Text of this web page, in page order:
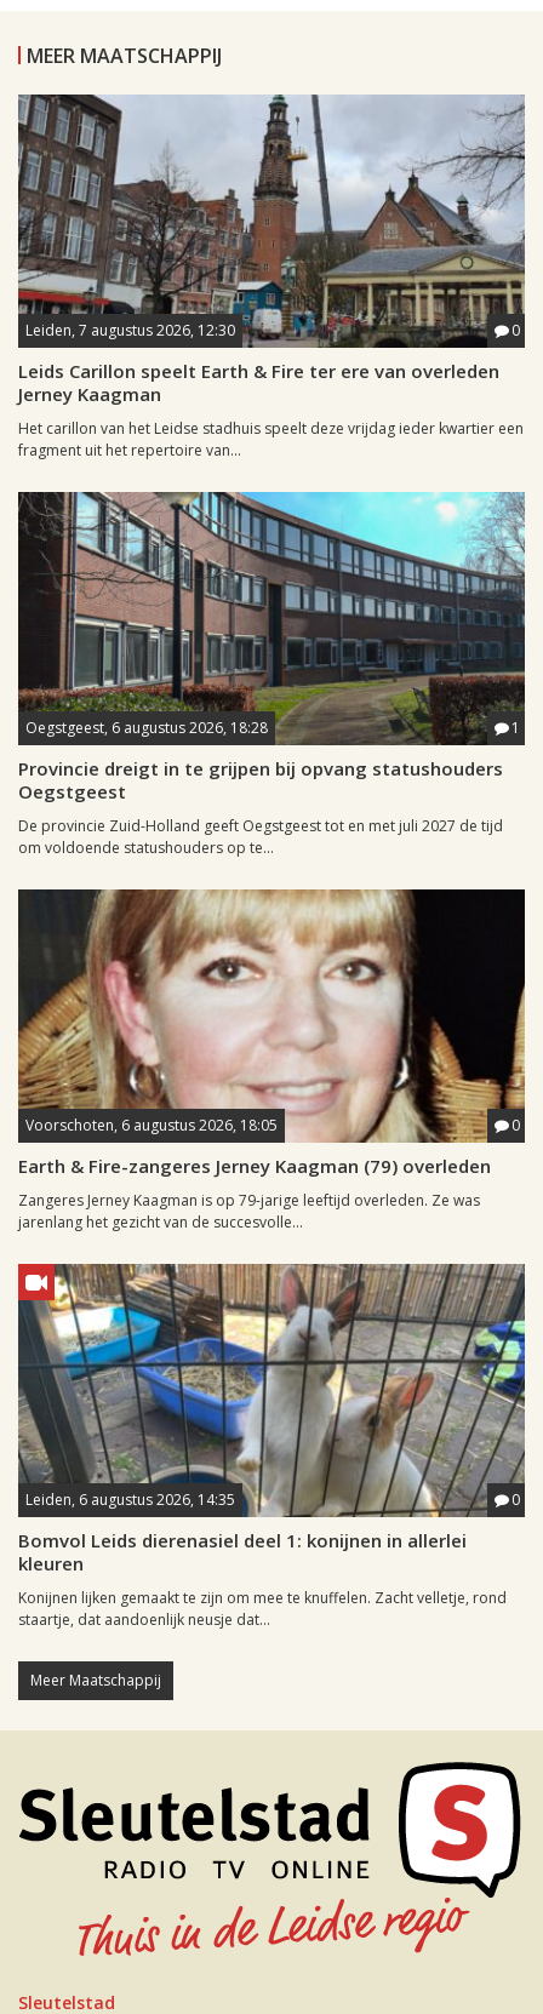
MEER MAATSCHAPPIJ
Leiden, 7 augustus 2026, 12:30 0
Leids Carillon speelt Earth & Fire ter ere van overleden
Jerney Kaagman
Het carillon van het Leidse stadhuis speelt deze vrijdag ieder kwartier een
fragment uit het repertoire van...
Oegstgeest, 6 augustus 2026, 18:28 1
Provincie dreigt in te grijpen bij opvang statushouders
Oegstgeest
De provincie Zuid-Holland geeft Oegstgeest tot en met juli 2027 de tijd
om voldoende statushouders op te...
Voorschoten, 6 augustus 2026, 18:05 0
Earth & Fire-zangeres Jerney Kaagman (79) overleden
Zangeres Jerney Kaagman is op 79-jarige leeftijd overleden. Ze was
jarenlang het gezicht van de succesvolle...
Leiden, 6 augustus 2026, 14:35 0
Bomvol Leids dierenasiel deel 1: konijnen in allerlei
kleuren
Konijnen lijken gemaakt te zijn om mee te knuffelen. Zacht velletje, rond
staartje, dat aandoenlijk neusje dat...
Meer Maatschappij
Sleutelstad